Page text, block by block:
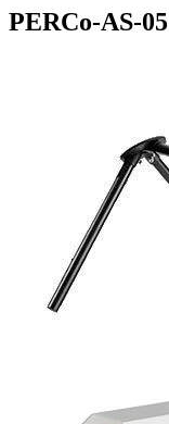
PERCo-AS-05